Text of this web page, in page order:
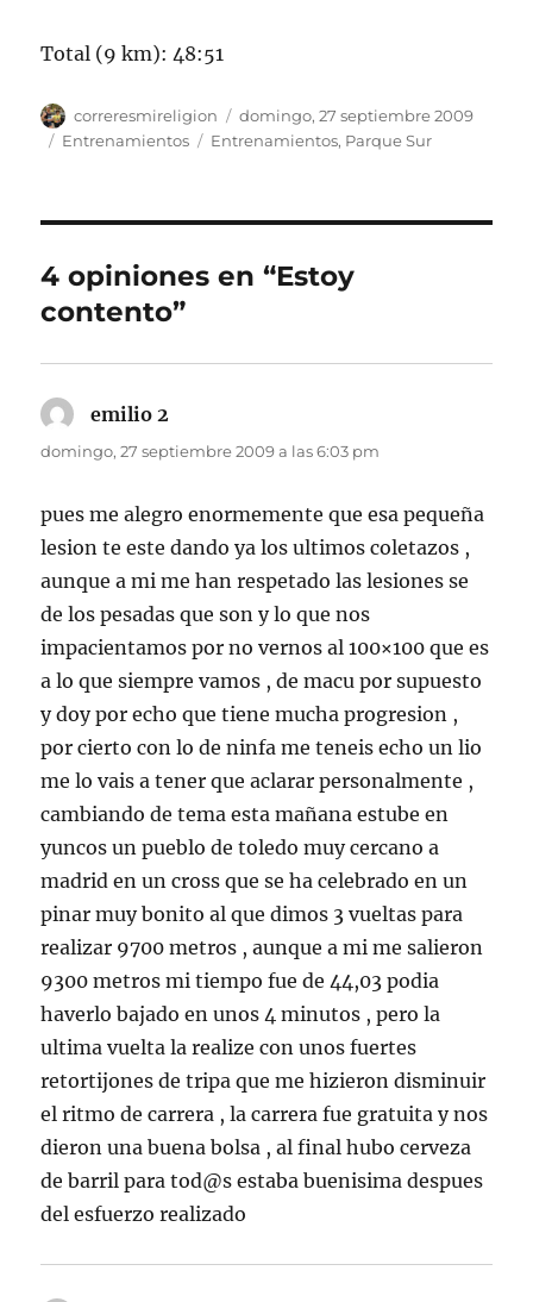
Total (9 km): 48:51
Autor
correresmireligion
Publicado
el
domingo, 27 septiembre 2009
Categorías
Entrenamientos Etiquetas
Entrenamientos, Parque Sur
4 opiniones en “Estoy
contento”
emilio 2
domingo, 27 septiembre 2009 a las 6:03 pm
pues me alegro enormemente que esa pequeña
lesion te este dando ya los ultimos coletazos ,
aunque a mi me han respetado las lesiones se
de los pesadas que son y lo que nos
impacientamos por no vernos al 100×100 que es
a lo que siempre vamos , de macu por supuesto
y doy por echo que tiene mucha progresion ,
por cierto con lo de ninfa me teneis echo un lio
me lo vais a tener que aclarar personalmente ,
cambiando de tema esta mañana estube en
yuncos un pueblo de toledo muy cercano a
madrid en un cross que se ha celebrado en un
pinar muy bonito al que dimos 3 vueltas para
realizar 9700 metros , aunque a mi me salieron
9300 metros mi tiempo fue de 44,03 podia
haverlo bajado en unos 4 minutos , pero la
ultima vuelta la realize con unos fuertes
retortijones de tripa que me hizieron disminuir
el ritmo de carrera , la carrera fue gratuita y nos
dieron una buena bolsa , al final hubo cerveza
de barril para tod@s estaba buenisima despues
del esfuerzo realizado